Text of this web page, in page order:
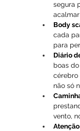
segura
Body
cada
para
Diário
boas
cérebro
não só
vento,